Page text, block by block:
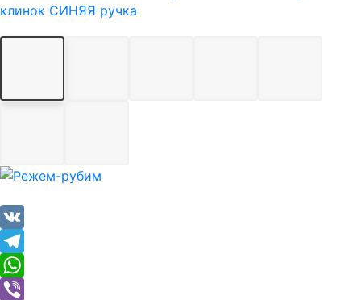
VK
Telegram
WhatsApp